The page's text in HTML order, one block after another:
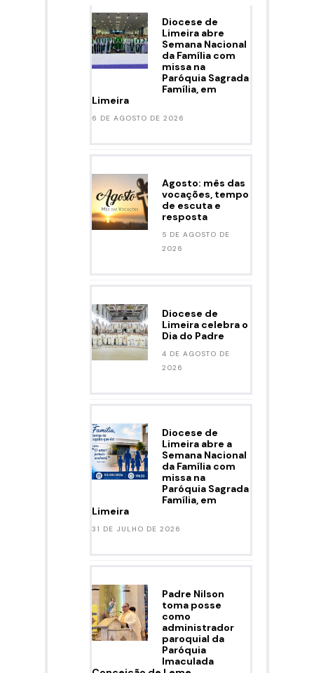
Diocese de
Limeira abre
Semana Nacional
da Família com
missa na
Paróquia Sagrada
Família, em
Limeira
6 DE AGOSTO DE 2026
Agosto: mês das
vocações, tempo
de escuta e
resposta
5 DE AGOSTO DE
2026
Diocese de
Limeira celebra o
Dia do Padre
4 DE AGOSTO DE
2026
Diocese de
Limeira abre a
Semana Nacional
da Família com
missa na
Paróquia Sagrada
Família, em
Limeira
31 DE JULHO DE 2026
Padre Nilson
toma posse
como
administrador
paroquial da
Paróquia
Imaculada